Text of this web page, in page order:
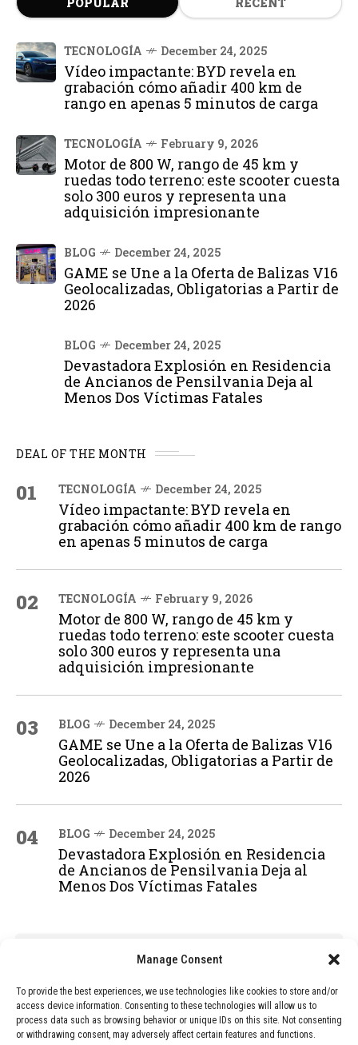
Manage Consent
To provide the best experiences, we use technologies like cookies to store and/or
access device information. Consenting to these technologies will allow us to
process data such as browsing behavior or unique IDs on this site. Not consenting
or withdrawing consent, may adversely affect certain features and functions.
TECNOLOGÍA December 24, 2025
Vídeo impactante: BYD revela en
grabación cómo añadir 400 km de
rango en apenas 5 minutos de carga
TECNOLOGÍA February 9, 2026
Motor de 800 W, rango de 45 km y
ruedas todo terreno: este scooter cuesta
solo 300 euros y representa una
adquisición impresionante
BLOG December 24, 2025
GAME se Une a la Oferta de Balizas V16
Geolocalizadas, Obligatorias a Partir de
2026
BLOG December 24, 2025
Devastadora Explosión en Residencia
de Ancianos de Pensilvania Deja al
Menos Dos Víctimas Fatales
DEAL OF THE MONTH
01 TECNOLOGÍA December 24, 2025
Vídeo impactante: BYD revela en
grabación cómo añadir 400 km de rango
en apenas 5 minutos de carga
02 TECNOLOGÍA February 9, 2026
Motor de 800 W, rango de 45 km y
ruedas todo terreno: este scooter cuesta
solo 300 euros y representa una
adquisición impresionante
03 BLOG December 24, 2025
GAME se Une a la Oferta de Balizas V16
Geolocalizadas, Obligatorias a Partir de
2026
04 BLOG December 24, 2025
Devastadora Explosión en Residencia
de Ancianos de Pensilvania Deja al
Menos Dos Víctimas Fatales